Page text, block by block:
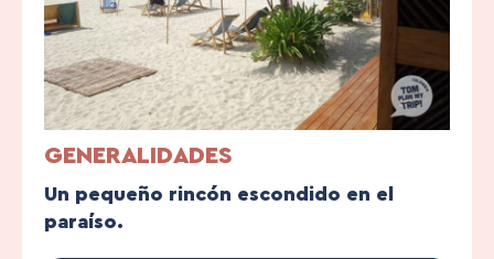
GENERALIDADES
Un pequeño rincón escondido en el
paraíso.